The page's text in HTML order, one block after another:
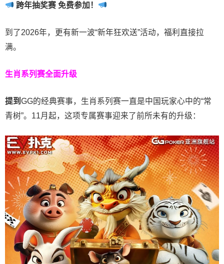
跨年抽奖赛 免费参加 ！
到了2026年，更有新一波“新年狂欢送”活动，福利直接拉
满。
生肖系列赛全面升级
提到 GG的经典赛事，生肖系列赛一直是中国玩家心中的“常
青树”。11月起，这项专属赛事迎来了前所未有的升级：